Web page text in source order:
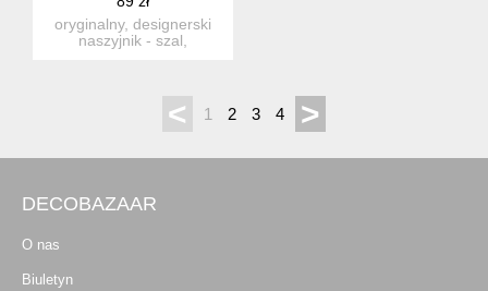
oryginalny, designerski
naszyjnik - szal,
< 1 2 3 4 >
DECOBAZAAR
O nas
Biuletyn